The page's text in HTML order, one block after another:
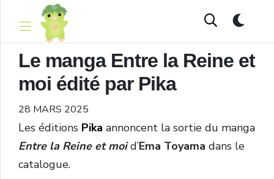
Le manga Entre la Reine et
moi édité par Pika
28 MARS 2025
Les éditions Pika annoncent la sortie du manga
Entre la Reine et moid’Ema Toyama dans le
catalogue.